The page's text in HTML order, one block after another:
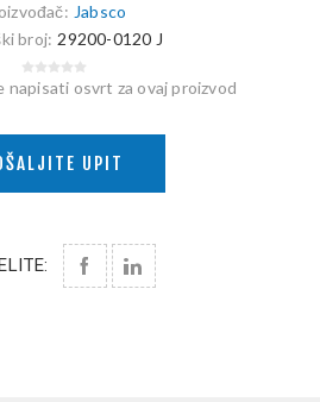
Jabsco
broj: 29200-0120 J
napisati osvrt za ovaj proizvod
UPIT